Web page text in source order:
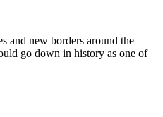
and new borders around the
go down in history as one of